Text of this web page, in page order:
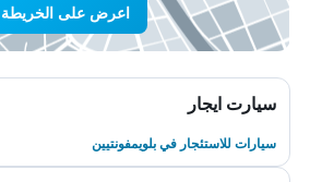
اعرض على الخريطة
سيارت ايجار
سيارات للاستئجار في بلويمفونتيين